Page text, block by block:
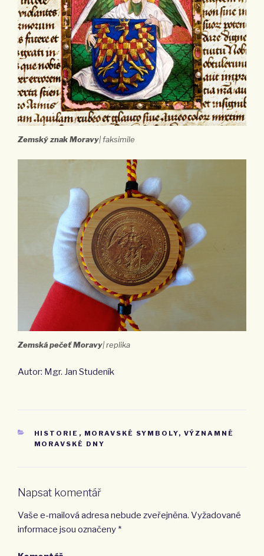
Zemský znak Moravy| faksimile
Zemská pečeť Moravy| replika
Autor: Mgr. Jan Studeník
RUBRIKY
HISTORIE , MORAVSKÉ SYMBOLY, VÝZNAMNÉ
MORAVSKÉ DNY
Napsat komentář
Vaše e-mailová adresa nebude zveřejněna. Vyžadované
informace jsou označeny *